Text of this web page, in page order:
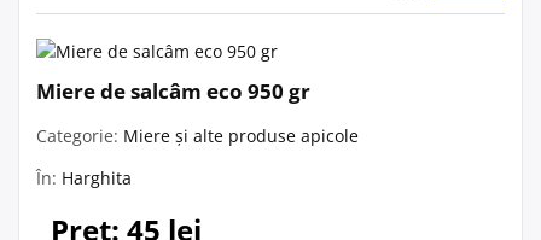
Miere de salcâm eco 950 gr
Categorie: Miere și alte produse apicole
În: Harghita
Preț: 45 lei